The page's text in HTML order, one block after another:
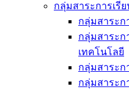
กลุ่มสาระการเรีย
กลุ่มสาระก
กลุ่มสาระก
เทคโนโลยี
กลุ่มสาระก
กลุ่มสาระก